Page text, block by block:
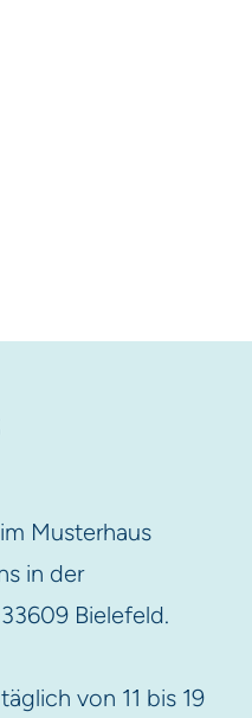
Musterhaus
in der
Bielefeld.
von 11 bis 19